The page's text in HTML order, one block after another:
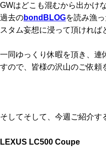
GWはどこも混むから出かけ
過去のbondBLOGを読み漁っ
スタム妄想に浸って頂ければ
一同ゆっくり休暇を頂き、連
すので、皆様の沢山のご依頼
そしてそして、今週ご紹介す
LEXUS LC500 Coupe